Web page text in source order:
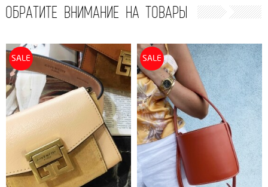
ОБРАТИТЕ ВНИМАНИЕ НА ТОВАРЫ
SALE SALE